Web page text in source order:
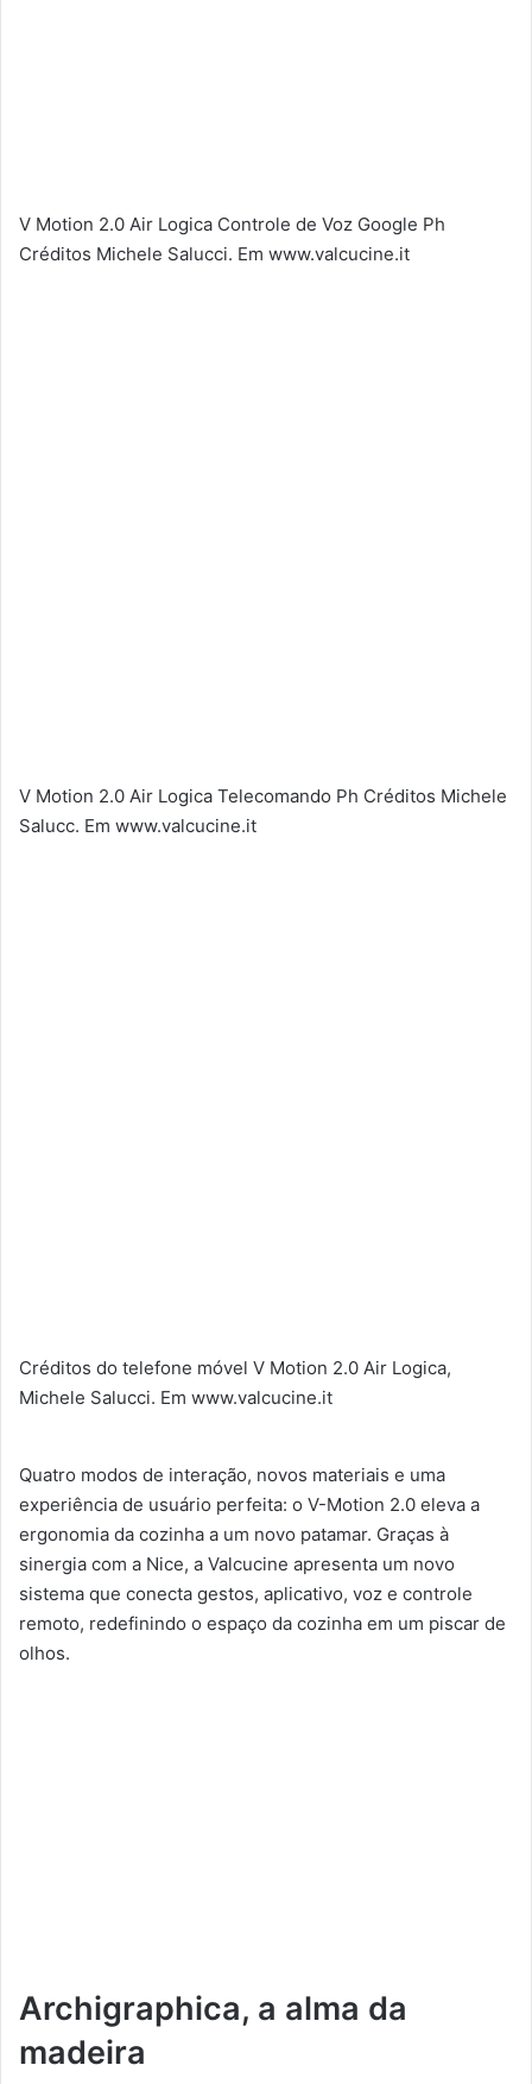
V Motion 2.0 Air Logica Controle de Voz Google Ph
Créditos Michele Salucci. Em www.valcucine.it
V Motion 2.0 Air Logica Telecomando Ph Créditos Michele
Salucc. Em www.valcucine.it
Créditos do telefone móvel V Motion 2.0 Air Logica,
Michele Salucci. Em www.valcucine.it
Quatro modos de interação, novos materiais e uma
experiência de usuário perfeita: o V-Motion 2.0 eleva a
ergonomia da cozinha a um novo patamar. Graças à
sinergia com a Nice, a Valcucine apresenta um novo
sistema que conecta gestos, aplicativo, voz e controle
remoto, redefinindo o espaço da cozinha em um piscar de
olhos.
Archigraphica, a alma da
madeira